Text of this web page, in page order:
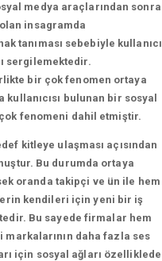
medya araçlarından sonra
insagramda
tanıması sebebiyle kullanıcı
sergilemektedir.
bir çok fenomen ortaya
kullanıcısı bulunan bir sosyal
fenomeni dahil etmiştir.
kitleye ulaşması açısından
Bu durumda ortaya
oranda takipçi ve ün ile hem
kendileri için yeni bir iş
Bu sayede firmalar hem
daha fazla ses
için sosyal ağları özelliklede